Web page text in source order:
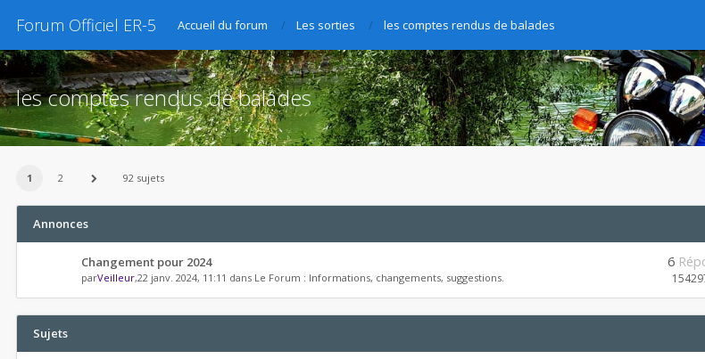
Forum Officiel ER-5 Accueil du forum Les sorties les comptes rendus de balades
les comptes rendus de balades
1 2 92 sujets
Annonces
Changement pour 2024
parVeilleur,22 janv. 2024, 11:11 dans Le Forum : Informations, changements, suggestions.
6
Sujets